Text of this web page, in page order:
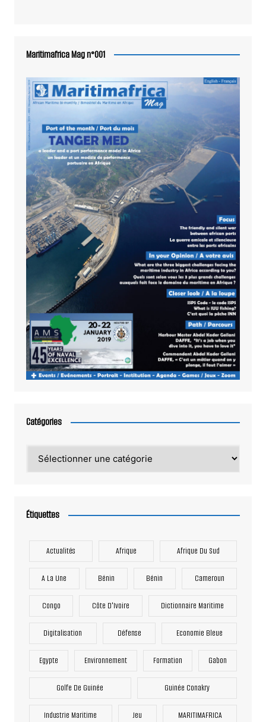
Maritimafrica Mag n°001
Catégories
Étiquettes
Actualités Afrique Afrique Du Sud
A La Une Bénin Bénin Cameroun
Congo Côte D'Ivoire Dictionnaire Maritime
Digitalisation Défense Economie Bleue
Egypte Environnement Formation Gabon
Golfe De Guinée Guinée Conakry
Industrie Maritime Jeu MARITIMAFRICA